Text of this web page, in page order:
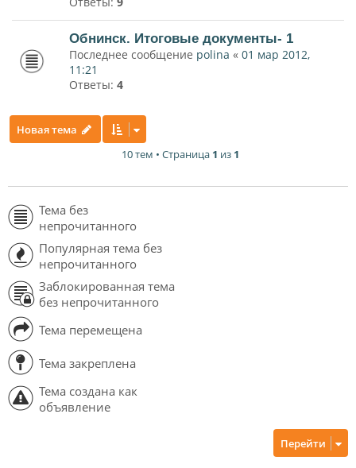
Обнинск. Итоговые документы- 1
Последнее сообщение polina « 01 мар 2012,
11:21
Ответы: 4
Новая тема
10 тем • Страница 1 из 1
Тема без
непрочитанного
Популярная тема без
непрочитанного
Заблокированная тема
без непрочитанного
Тема перемещена
Тема закреплена
Тема создана как
объявление
Перейти